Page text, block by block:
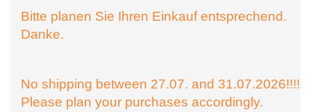
Bitte planen Sie Ihren Einkauf entsprechend.
Danke.
No shipping between 27.07. and 31.07.2026!!!!
Please plan your purchases accordingly.